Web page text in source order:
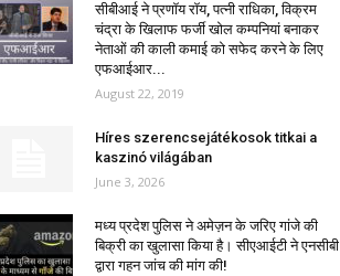
सीबीआई ने प्रणॉय रॉय, पत्नी राधिका, विक्रम
चंद्रा के खिलाफ फर्जी खोल कम्पनियां बनाकर
नेताओं की काली कमाई को सफेद करने के लिए
एफआईआर...
August 22, 2019
Híres szerencsejátékosok titkai a
kaszinó világában
June 3, 2026
मध्य प्रदेश पुलिस ने अमेज़न के जरिए गांजे की
बिक्री का खुलासा किया है। सीएआईटी ने एनसीबी
द्वारा गहन जांच की मांग की!